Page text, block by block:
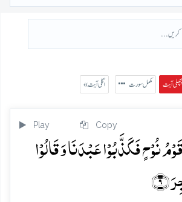
مکمل سورت « اگلی آیت
Play Copy
نُوۡحٍ فَکَذَّبُوۡا عَبۡدَنَا وَ قَالُوۡا